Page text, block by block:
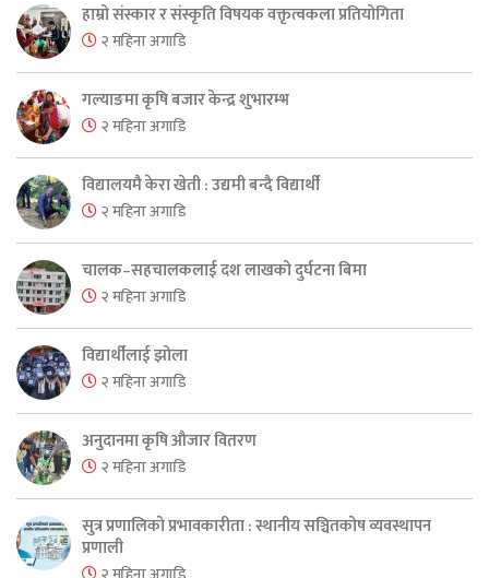
हाम्रो संस्कार र संस्कृति विषयक वक्तृत्वकला प्रतियोगिता
२ महिना अगाडि
गल्याङमा कृषि बजार केन्द्र शुभारम्भ
२ महिना अगाडि
विद्यालयमै केरा खेती : उद्यमी बन्दै विद्यार्थी
२ महिना अगाडि
चालक–सहचालकलाई दश लाखको दुर्घटना बिमा
२ महिना अगाडि
विद्यार्थीलाई झोला
२ महिना अगाडि
अनुदानमा कृषि औजार वितरण
२ महिना अगाडि
सुत्र प्रणालिको प्रभावकारीता : स्थानीय सञ्चितकोष व्यवस्थापन
प्रणाली